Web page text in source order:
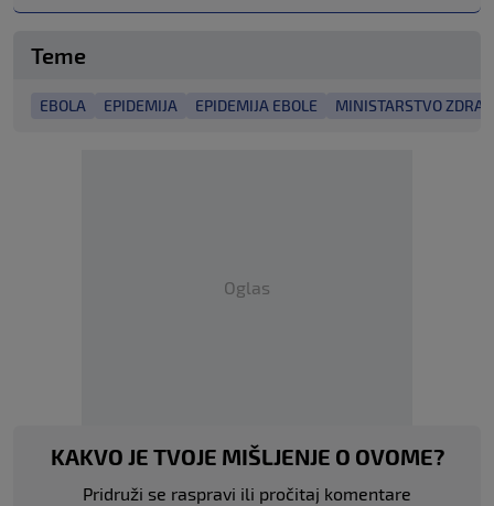
Teme
EBOLA EPIDEMIJA EPIDEMIJA EBOLE MINISTARSTVO
Oglas
KAKVO JE TVOJE MIŠLJENJE O OVOME?
Pridruži se raspravi ili pročitaj komentare